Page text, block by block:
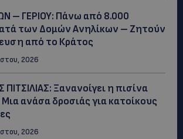
– ΓΕΡΙΟΥ: Πάνω από 8.000
των Δομών Ανηλίκων – Ζητούν
από το Κράτος
2026
ΠΙΤΣΙΛΙΑΣ: Ξανανοίγει η πισίνα
ανάσα δροσιάς για κατοίκους
2026